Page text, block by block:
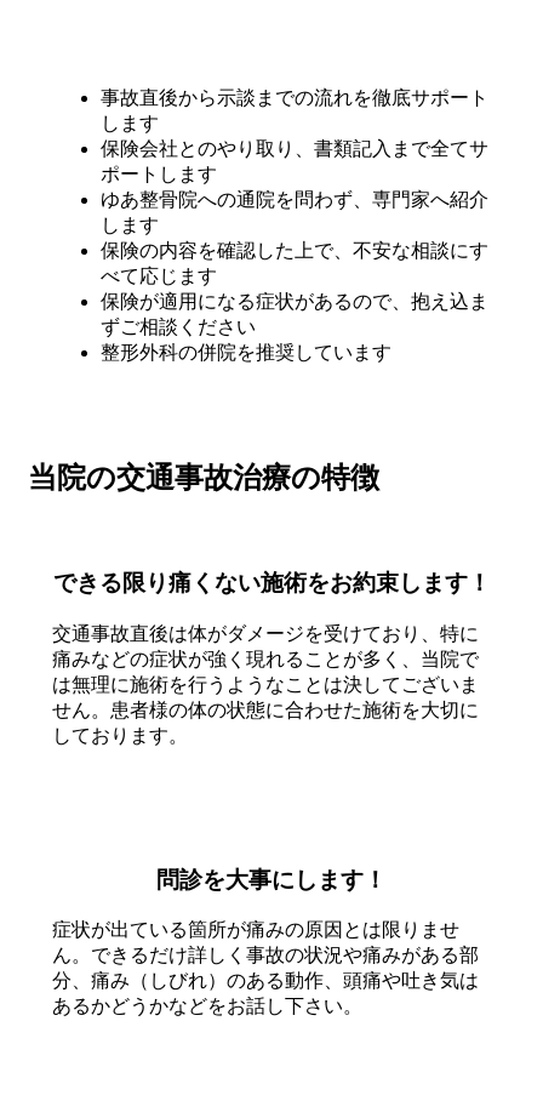
事故直後から示談までの流れを徹底サポート
します
保険会社とのやり取り、書類記入まで全てサ
ポートします
ゆあ整骨院への通院を問わず、専門家へ紹介
します
保険の内容を確認した上で、不安な相談にす
べて応じます
保険が適用になる症状があるので、抱え込ま
ずご相談ください
整形外科の併院を推奨しています
当院の交通事故治療の特徴
できる限り痛くない施術をお約束します！
交通事故直後は体がダメージを受けており、特に
痛みなどの症状が強く現れることが多く、当院で
は無理に施術を行うようなことは決してございま
せん。患者様の体の状態に合わせた施術を大切に
しております。
問診を大事にします！
症状が出ている箇所が痛みの原因とは限りませ
ん。できるだけ詳しく事故の状況や痛みがある部
分、痛み（しびれ）のある動作、頭痛や吐き気は
あるかどうかなどをお話し下さい。